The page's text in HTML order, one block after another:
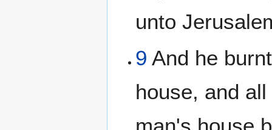
unto
9 And he
house, and